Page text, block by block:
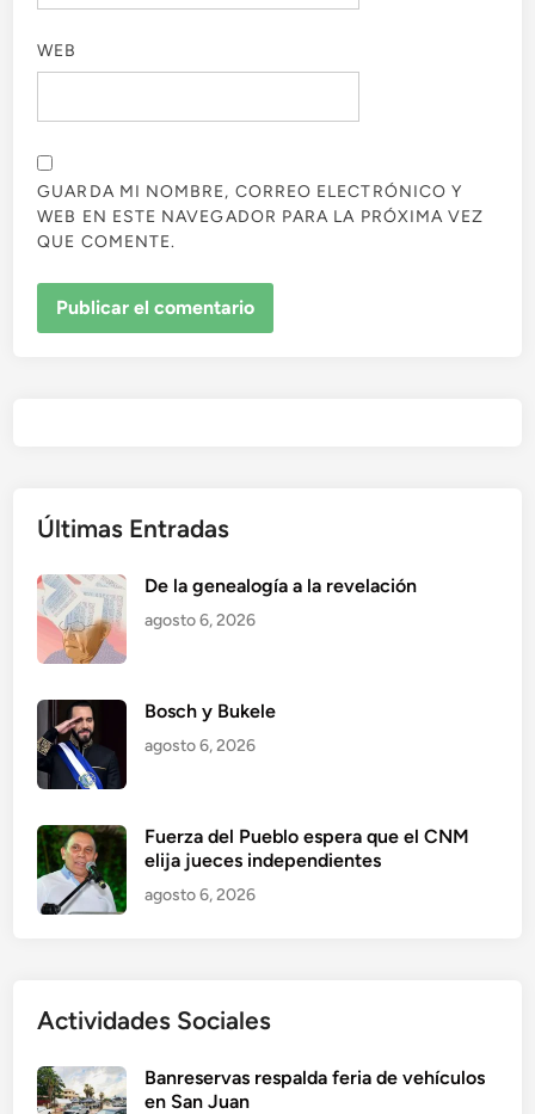
WEB
GUARDA MI NOMBRE, CORREO ELECTRÓNICO Y
WEB EN ESTE NAVEGADOR PARA LA PRÓXIMA VEZ
QUE COMENTE.
Últimas Entradas
De la genealogía a la revelación
agosto 6, 2026
Bosch y Bukele
agosto 6, 2026
Fuerza del Pueblo espera que el CNM
elija jueces independientes
agosto 6, 2026
Actividades Sociales
Banreservas respalda feria de vehículos
en San Juan